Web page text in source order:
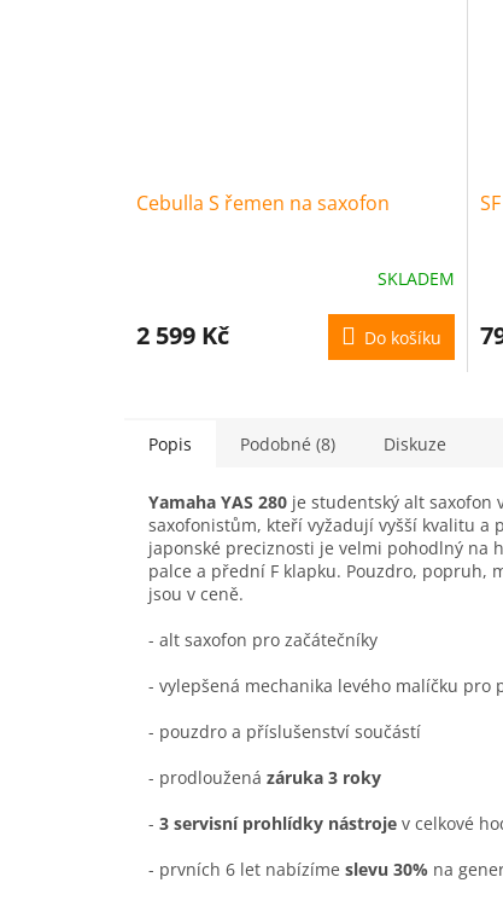
Cebulla S řemen na saxofon
SKLADEM
2 599 Kč Do košíku
Popis Podobné (8) Diskuze
Yamaha YAS 280 je studentský alt saxofon
saxofonistům, kteří vyžadují vyšší kvalitu a
japonské preciznosti je velmi pohodlný na
palce a přední F klapku. Pouzdro, popruh,
jsou v ceně.
- alt saxofon pro začátečníky
- vylepšená mechanika levého malíčku
- pouzdro a příslušenství součástí
- prodloužená záruka 3 roky
- 3 servisní prohlídky nástroje v celkové
- prvních 6 let nabízíme slevu 30% na